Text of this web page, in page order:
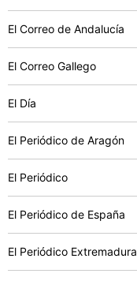
El Correo de Andalucía
El Correo Gallego
El Día
El Periódico de Aragón
El Periódico
El Periódico de España
El Periódico Extremadura